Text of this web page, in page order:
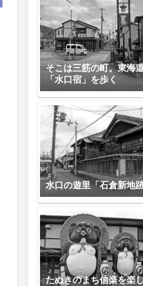
そこは三筋の町。東海
「水口宿」を歩く
水口の遊里「石倉新地
たぬきのまち信楽を楽